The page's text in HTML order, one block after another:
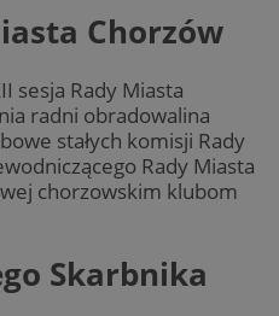
Chorzów
sesja Rady Miasta
radni obradowalina
stałych komisji Rady
Rady Miasta
chorzowskim klubom
Skarbnika